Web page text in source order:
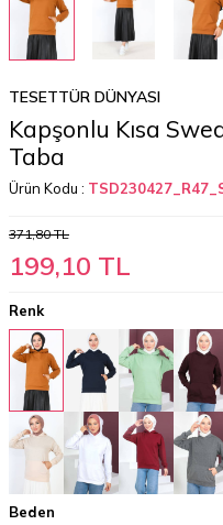
TESETTÜR DÜNYASI
Kapşonlu Kısa
Taba
Ürün Kodu :
371,80TL
199,10 TL
Renk
Beden